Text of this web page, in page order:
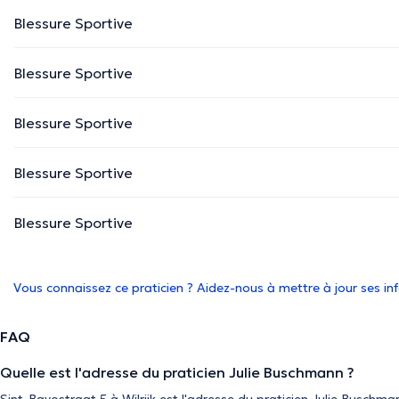
Blessure Sportive
Blessure Sportive
Blessure Sportive
Blessure Sportive
Blessure Sportive
Vous connaissez ce praticien ? Aidez-nous à mettre à jour ses
FAQ
Quelle est l'adresse du praticien Julie Buschmann ?